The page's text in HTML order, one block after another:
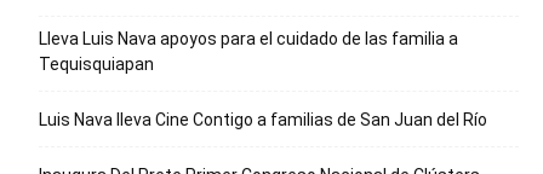
Lleva Luis Nava apoyos para el cuidado de las familia a
Tequisquiapan
Luis Nava lleva Cine Contigo a familias de San Juan del Río